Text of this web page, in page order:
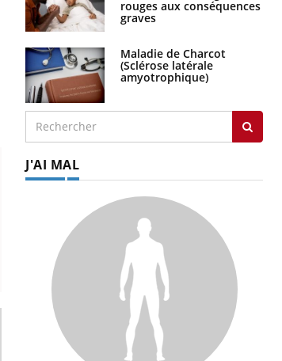
rouges aux conséquences
graves
Maladie de Charcot
(Sclérose latérale
amyotrophique)
J'AI MAL